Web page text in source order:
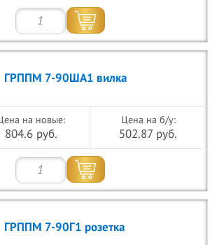
ГРППМ 7-90ША1 вилка
на новые:
804.6 руб.
Цена на б/у:
502.87 руб.
ГРППМ 7-90Г1 розетка